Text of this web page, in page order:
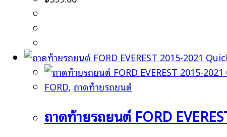
FORD, ถาดท้ายรถยนต์
ถาดท้ายรถยนต์ FORD